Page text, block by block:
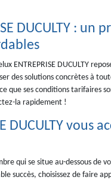
DUCULTY : un
ENTREPRISE DUCULTY
des solutions concrètes à
que ses conditions tarifaires
la rapidement !
DUCULTY vous
qui se situe au-dessous de
succès, choisissez de faire